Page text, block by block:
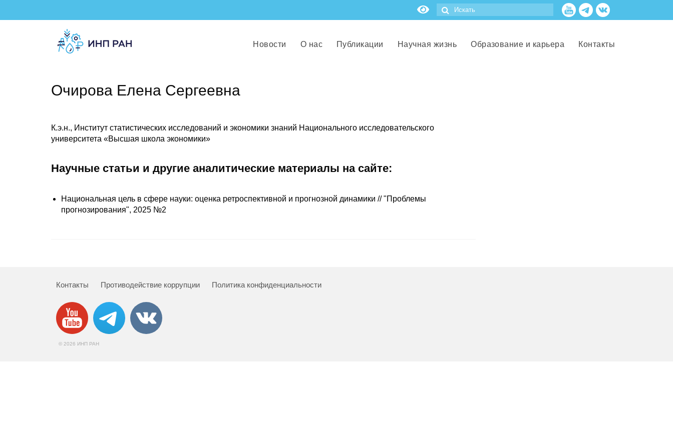
Новости О нас Публикации Научная жизнь Образование и карьера Контакты
Очирова Елена Сергеевна
К.э.н., Институт статистических исследований и экономики знаний Национального исследовательского
университета «Высшая школа экономики»
Научные статьи и другие аналитические материалы на сайте:
Национальная цель в сфере науки: оценка ретроспективной и прогнозной динамики // "Проблемы
прогнозирования", 2025 №2
Контакты Противодействие коррупции Политика конфиденциальности
© 2026 ИНП РАН